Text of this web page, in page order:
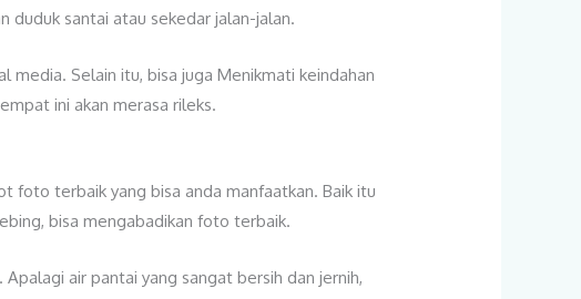
duduk santai atau sekedar jalan-jalan.
Selain itu, bisa juga Menikmati keindahan
ini akan merasa rileks.
foto terbaik yang bisa anda manfaatkan. Baik itu
bisa mengabadikan foto terbaik.
air pantai yang sangat bersih dan jernih,